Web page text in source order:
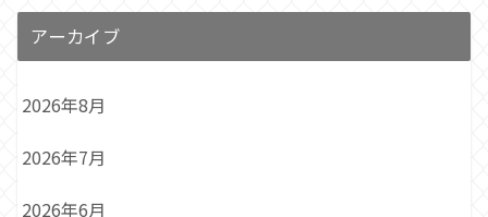
アーカイブ
2026年8月
2026年7月
2026年6月